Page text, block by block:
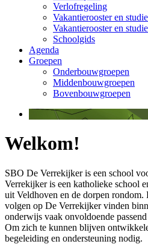
Verlofregeling
Vakantierooster en
Vakantierooster en
Schoolgids
Agenda
Groepen
Onderbouwgroepen
Middenbouwgroepen
Bovenbouwgroepen
Welkom!
SBO De Verrekijker is een school
Verrekijker is een katholieke school
uit Veldhoven en de dorpen
volgen op De Verrekijker vinden
onderwijs vaak onvoldoende
Om zich te kunnen blijven
begeleiding en ondersteuning nodig.